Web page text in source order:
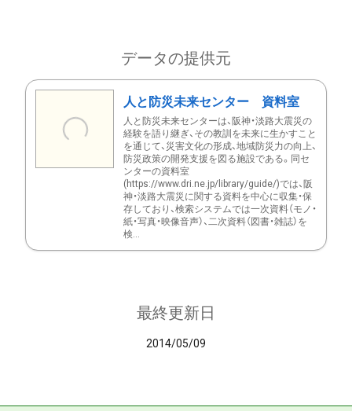
データの提供元
人と防災未来センター 資料室
人と防災未来センターは、阪神・淡路大震災の
経験を語り継ぎ、その教訓を未来に生かすこと
を通じて、災害文化の形成、地域防災力の向上、
防災政策の開発支援を図る施設である。同セ
ンターの資料室
(https://www.dri.ne.jp/library/guide/)では、阪
神・淡路大震災に関する資料を中心に収集・保
存しており、検索システムでは一次資料（モノ・
紙・写真・映像音声）、二次資料（図書・雑誌）を
検...
最終更新日
2014/05/09